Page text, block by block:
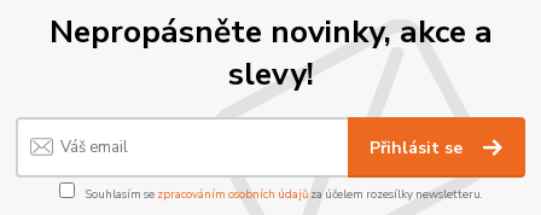
Nepropásněte novinky, akce a
slevy!
Přihlásit se
Souhlasím se zpracováním osobních údajůza účelem rozesílky newsletteru.